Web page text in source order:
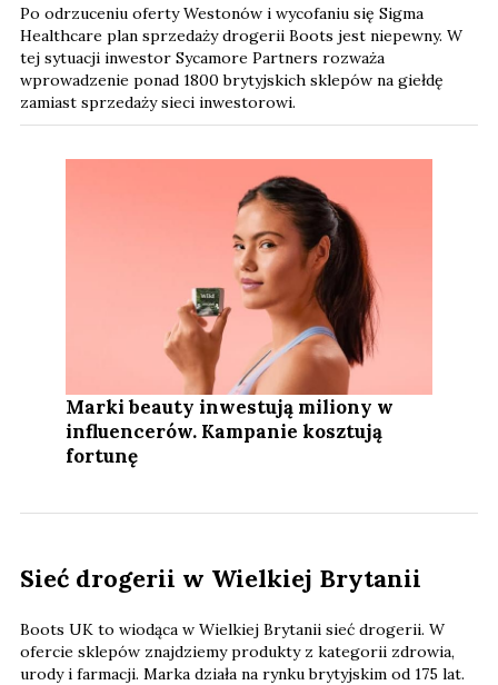
Po odrzuceniu oferty Westonów i wycofaniu się Sigma
Healthcare plan sprzedaży drogerii Boots jest niepewny. W
tej sytuacji inwestor Sycamore Partners rozważa
wprowadzenie ponad 1800 brytyjskich sklepów na giełdę
zamiast sprzedaży sieci inwestorowi.
Marki beauty inwestują miliony w
influencerów. Kampanie kosztują
fortunę
Sieć drogerii w Wielkiej Brytanii
Boots UK to wiodąca w Wielkiej Brytanii sieć drogerii. W
ofercie sklepów znajdziemy produkty z kategorii zdrowia,
urody i farmacji. Marka działa na rynku brytyjskim od 175 lat.